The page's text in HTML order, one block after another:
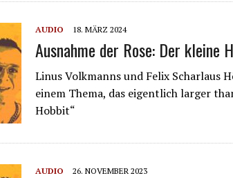
AUDIO 18. MÄRZ 2024
Ausnahme der Rose: Der kleine
Linus Volkmanns und Felix Scharlaus
einem Thema, das eigentlich larger
Hobbit“
AUDIO 26. NOVEMBER 2023